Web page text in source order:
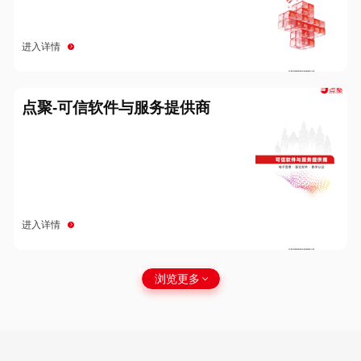
进入详情
点聚-可信软件与服务提供商
进入详情
浏览更多